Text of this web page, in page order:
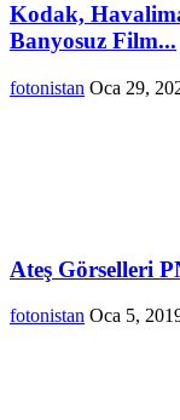
Kodak,
Banyosuz Film...
fotonistan Oca 29,
Ateş Görselleri
fotonistan Oca 5,